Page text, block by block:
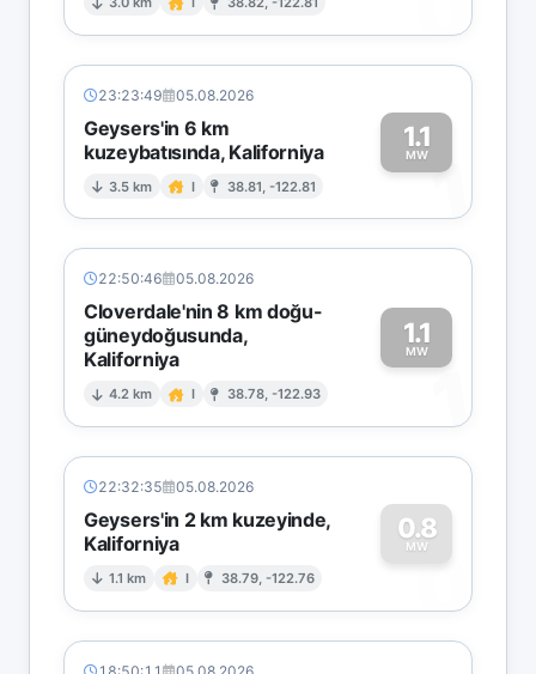
23:23:49 05.08.2026
Geysers'in 6 km
kuzeybatısında, Kaliforniya
3.5 km I 38.81, -122.81
1.1
MW1
22:50:46 05.08.2026
Cloverdale'nin 8 km doğu-
güneydoğusunda,
Kaliforniya
4.2 km I 38.78, -122.93
1.1
MW
1
22:32:35 05.08.2026
Geysers'in 2 km kuzeyinde,
Kaliforniya
1.1 km I 38.79, -122.76
0.8
MW
0